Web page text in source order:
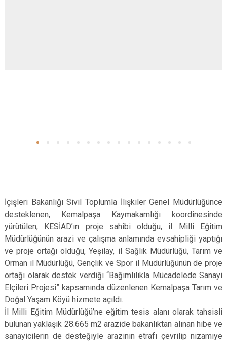
İçişleri Bakanlığı Sivil Toplumla İlişkiler Genel Müdürlüğünce
desteklenen, Kemalpaşa Kaymakamlığı koordinesinde
yürütülen, KESİAD’ın proje sahibi olduğu, il Milli Eğitim
Müdürlüğünün arazi ve çalışma anlamında evsahipliği yaptığı
ve proje ortağı olduğu, Yeşilay, il Sağlık Müdürlüğü, Tarım ve
Orman il Müdürlüğü, Gençlik ve Spor il Müdürlüğünün de proje
ortağı olarak destek verdiği “Bağımlılıkla Mücadelede Sanayi
Elçileri Projesi” kapsamında düzenlenen Kemalpaşa Tarım ve
Doğal Yaşam Köyü hizmete açıldı.
İl Milli Eğitim Müdürlüğü’ne eğitim tesis alanı olarak tahsisli
bulunan yaklaşık 28.665 m2 arazide bakanlıktan alınan hibe ve
sanayicilerin de desteğiyle arazinin etrafı çevrilip nizamiye